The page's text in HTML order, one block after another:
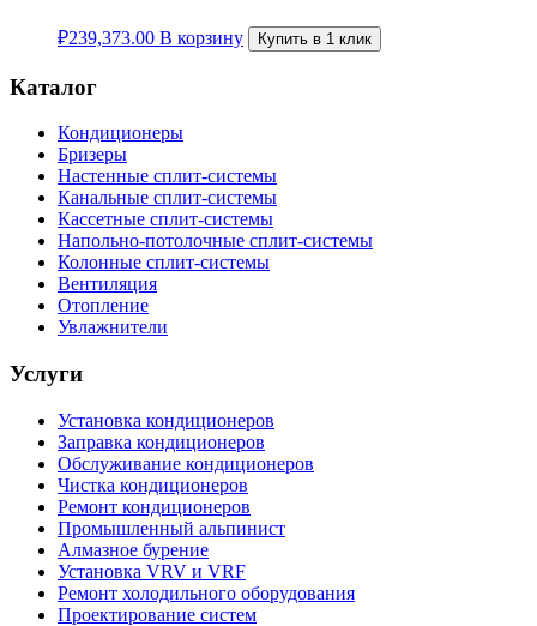
₽239,373.00 В корзину Купить в 1 клик
Каталог
Кондиционеры
Бризеры
Настенные сплит-системы
Канальные сплит-системы
Кассетные сплит-системы
Напольно-потолочные сплит-системы
Колонные сплит-системы
Вентиляция
Отопление
Увлажнители
Услуги
Установка кондиционеров
Заправка кондиционеров
Обслуживание кондиционеров
Чистка кондиционеров
Ремонт кондиционеров
Промышленный альпинист
Алмазное бурение
Установка VRV и VRF
Ремонт холодильного оборудования
Проектирование систем